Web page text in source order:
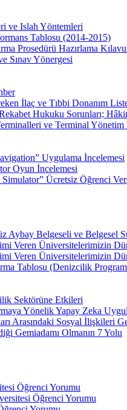
ve Islah Yöntemleri
Tablosu (2014-2015)
Prosedürü Hazırlama
Sınav Yönergesi
İlaç ve Tıbbi Donanım
Hukuku Sorunları;
ve Terminal
Uygulama İncelemesi
Oyun İncelemesi
Ücretsiz Öğrenci
Aybay Belgeseli ve Belgesel
Veren Üniversitelerimizin
Veren Üniversitelerimizin
Tablosu (Denizcilik
Sektörüne Etkileri
Yönelik Yapay Zeka
Arasındaki Sosyal İlişkileri
Gemiadamı Olmanın 7 Yolu
Öğrenci Yorumu
Öğrenci Yorumu